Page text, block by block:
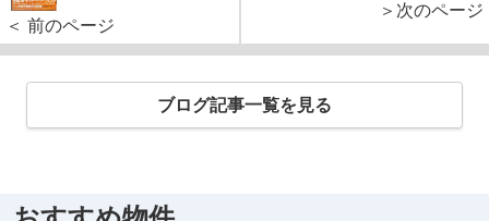
＜ 前のページ
＞次のページ
ブログ記事一覧を見る